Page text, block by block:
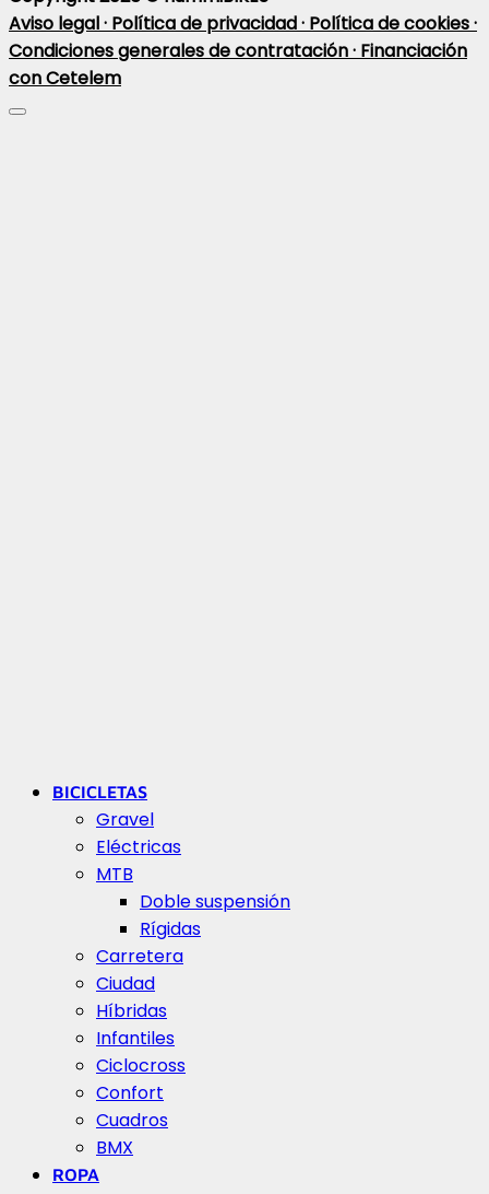
Aviso legal · Política de privacidad · Política de cookies ·
Condiciones generales de contratación · Financiación
con Cetelem
BICICLETAS
Gravel
Eléctricas
MTB
Doble suspensión
Rígidas
Carretera
Ciudad
Híbridas
Infantiles
Ciclocross
Confort
Cuadros
BMX
ROPA